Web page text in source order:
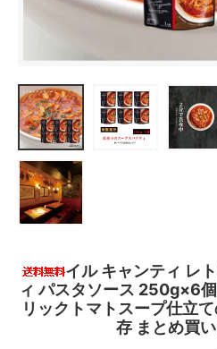
イル キャンティ レ
ィ パスタソース 250g×6
リックトマトスープ仕立
存 まとめ買